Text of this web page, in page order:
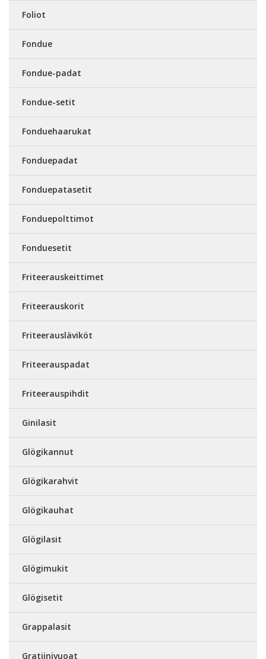
Foliot
Fondue
Fondue-padat
Fondue-setit
Fonduehaarukat
Fonduepadat
Fonduepatasetit
Fonduepolttimot
Fonduesetit
Friteerauskeittimet
Friteerauskorit
Friteerausläviköt
Friteerauspadat
Friteerauspihdit
Ginilasit
Glögikannut
Glögikarahvit
Glögikauhat
Glögilasit
Glögimukit
Glögisetit
Grappalasit
Gratiinivuoat